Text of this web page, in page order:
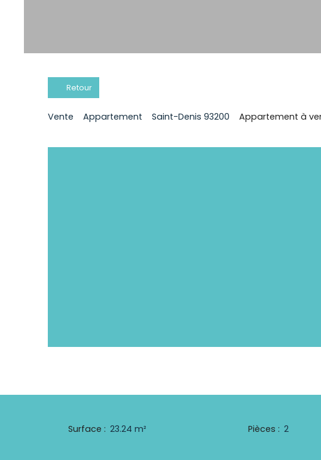
Retour
Vente Appartement Saint-Denis 93200 Appartement à
Surface : 23.24 m² Pièces : 2